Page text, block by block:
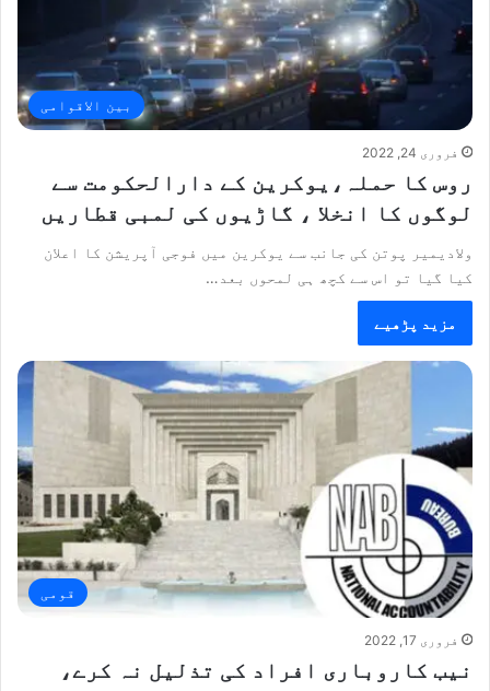
بین الاقوامی
فروری 24, 2022
روس کا حملہ،یوکرین کے دارالحکومت سے
لوگوں کا انخلا ، گاڑیوں کی لمبی قطاریں
ولادیمیر پوتن کی جانب سے یوکرین میں فوجی آپریشن کا اعلان
کیا گیا تو اس سے کچھ ہی لمحوں بعد…
مزید پڑھیے
قومی
فروری 17, 2022
نیب کاروباری افراد کی تذلیل نہ کرے،